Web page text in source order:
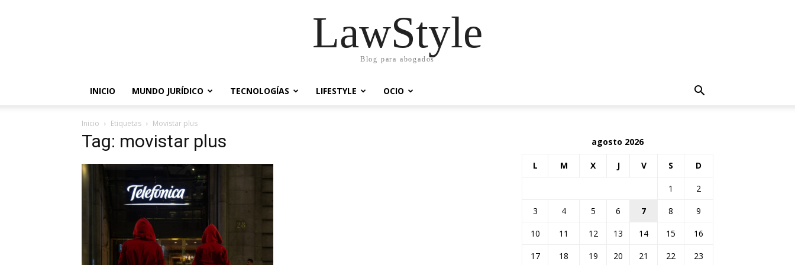
LawStyle
Blog para abogados
INICIO MUNDO JURÍDICO TECNOLOGÍAS LIFESTYLE OCIO
Inicio Etiquetas Movistar plus
Tag: movistar plus agosto 2026
L M X J V S D
1
2
3
4 5 6 7 8
9
10
11 12 13 14 15
16
17
18 19 20 21 22 23